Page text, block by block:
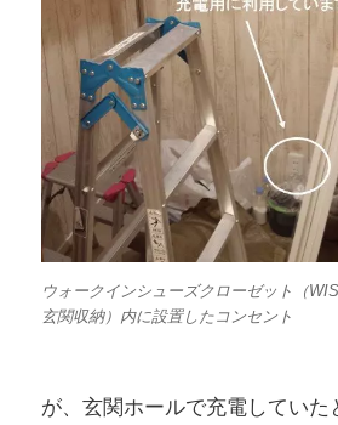
ウォークインシューズクローゼット（
玄関収納）内に設置したコンセント
が、玄関ホールで充電していた